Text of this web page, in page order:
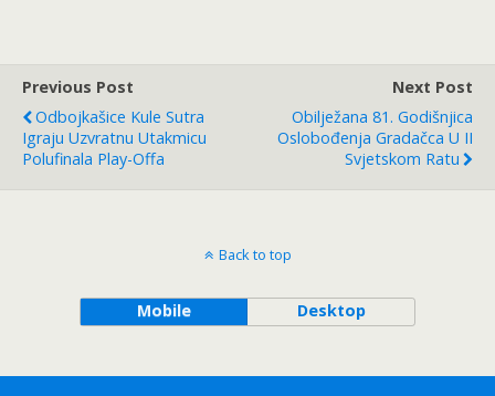
Previous Post
Odbojkašice Kule Sutra
Igraju Uzvratnu Utakmicu
Polufinala Play-Offa
Next Post
Obilježana 81. Godišnjica
Oslobođenja Gradačca U II
Svjetskom Ratu
Back to top
Mobile Desktop